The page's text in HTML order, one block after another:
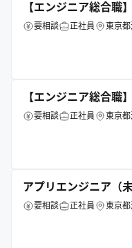
【エンジニア総合職
要相談 正社員 東京
【エンジニア総合職
要相談 正社員 東京
アプリエンジニア（
要相談 正社員 東京